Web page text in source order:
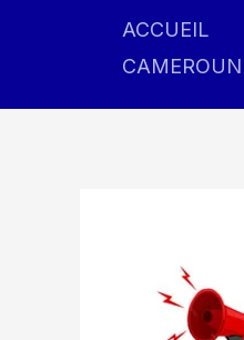
ACCUEIL
CAMEROUN